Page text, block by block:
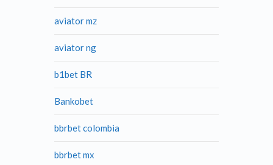
aviator mz
aviator ng
b1bet BR
Bankobet
bbrbet colombia
bbrbet mx